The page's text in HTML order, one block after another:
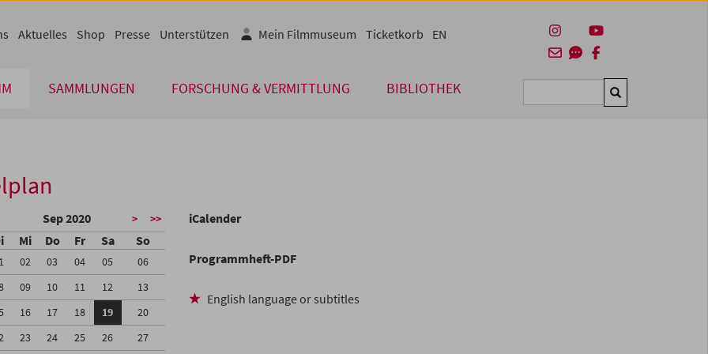
SAMMLUNGEN FORSCHUNG & VERMITTLUNG BIBLIOTHEK Suchen
Aktuelles Shop Presse Unterstützen Mein Filmmuseum Ticketkorb EN
Sep 2020 > >>
Mi Do Fr Sa So
02 03 04 05
06
09 10 11 12
13
16 17 18 19
20
23 24 25 26
27
iCalender
Programmheft-PDF
English language or subtitles